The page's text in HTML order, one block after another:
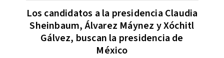
Los candidatos a la presidencia Claudia
Sheinbaum, Álvarez Máynez y Xóchitl
Gálvez, buscan la presidencia de
México